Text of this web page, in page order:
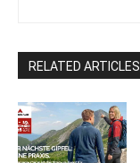
RELATED ARTICLES